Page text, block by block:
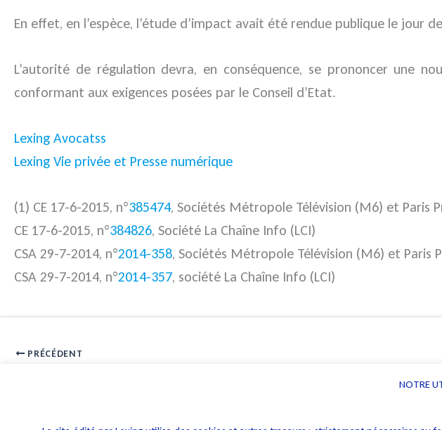
En effet, en l’espèce, l’étude d’impact avait été rendue publique le jour
L’autorité de régulation devra, en conséquence, se prononcer une
conformant aux exigences posées par le Conseil d’Etat.
Lexing Avocatss
Lexing Vie privée et Presse numérique
(1) CE 17-6-2015, n°385474, Sociétés Métropole Télévision (M6) et Paris
CE 17-6-2015, n°384826, Société La Chaîne Info (LCI)
CSA 29-7-2014, n°2014-358, Sociétés Métropole Télévision (M6) et Paris
CSA 29-7-2014, n°2014-357, société La Chaîne Info (LCI)
PRÉCÉDENT
NOTRE